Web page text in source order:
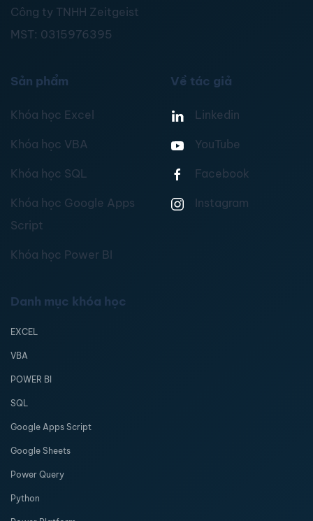
Công ty TNHH Zeitgeist
MST: 0315976395
Sản phẩm
Khóa học Excel
Khóa học VBA
Khóa học SQL
Khóa học Google Apps
Script
Khóa học Power BI
Về tác giả
Linkedin
YouTube
Facebook
Instagram
Danh mục khóa học
EXCEL
VBA
POWER BI
SQL
Google Apps Script
Google Sheets
Power Query
Python